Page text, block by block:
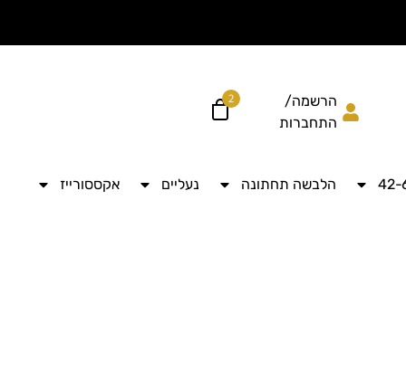
הרשמה/
התחברות
2
הלבשה תחתונה נעליים אקססורייז